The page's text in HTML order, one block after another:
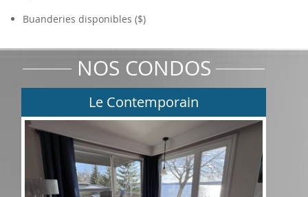
Buanderies disponibles ($)
NOS CONDOS
Le Contemporain